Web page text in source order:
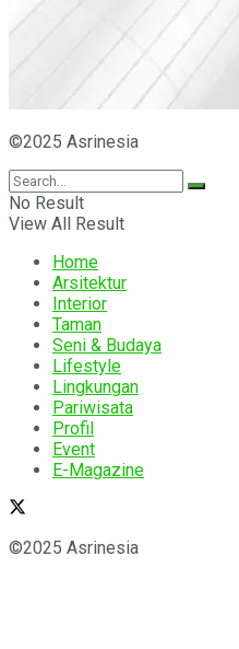
©2025 Asrinesia
No Result
View All Result
Home
Arsitektur
Interior
Taman
Seni & Budaya
Lifestyle
Lingkungan
Pariwisata
Profil
Event
E-Magazine
©2025 Asrinesia